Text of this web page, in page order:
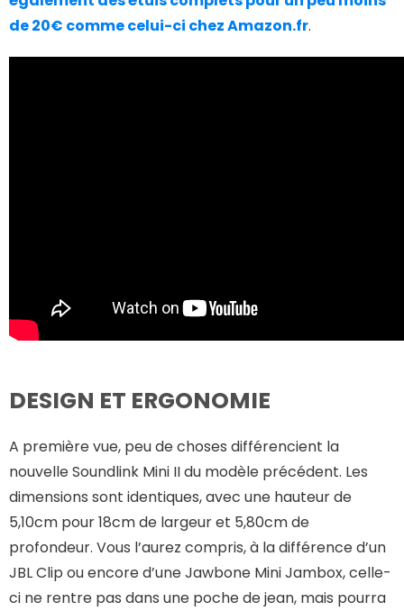
de 20€ comme celui-ci chez Amazon.fr.
DESIGN ET ERGONOMIE
A première vue, peu de choses différencient la
nouvelle Soundlink Mini II du modèle précédent. Les
dimensions sont identiques, avec une hauteur de
5,10cm pour 18cm de largeur et 5,80cm de
profondeur. Vous l’aurez compris, à la différence d’un
JBL Clip ou encore d’une Jawbone Mini Jambox, celle-
ci ne rentre pas dans une poche de jean, mais pourra